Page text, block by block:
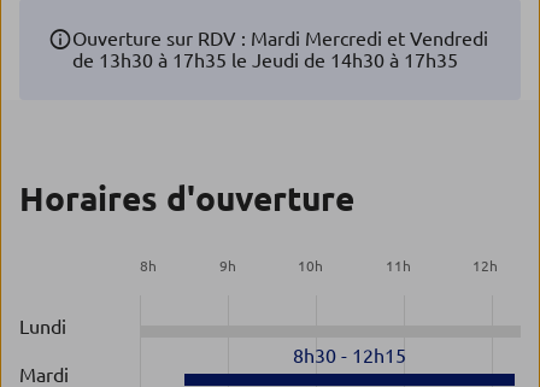
Ouverture sur RDV : Mardi Mercredi et Vendredi
de 13h30 à 17h35 le Jeudi de 14h30 à 17h35
Horaires d'ouverture
8h 9h 10h 11 h 12h
Lundi
Mardi
8h30- 12h15